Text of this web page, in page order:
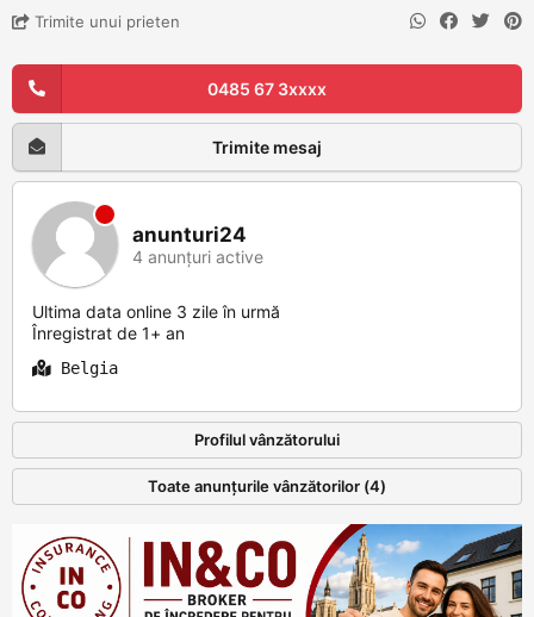
Trimite unui prieten
0485 67 3xxxx
Trimite mesaj
anunturi24
4 anunțuri active
Ultima data online 3 zile în urmă
Înregistrat de 1+ an
Belgia
Profilul vânzătorului
Toate anunțurile vânzătorilor (4)